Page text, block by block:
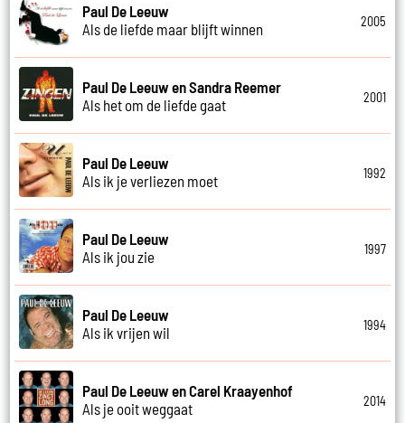
Paul De Leeuw
Als de liefde maar blijft winnen
2005
Paul De Leeuw en Sandra Reemer
Als het om de liefde gaat
2001
Paul De Leeuw
Als ik je verliezen moet
1992
Paul De Leeuw
Als ik jou zie
1997
Paul De Leeuw
Als ik vrijen wil
1994
Paul De Leeuw en Carel Kraayenhof
Als je ooit weggaat
2014